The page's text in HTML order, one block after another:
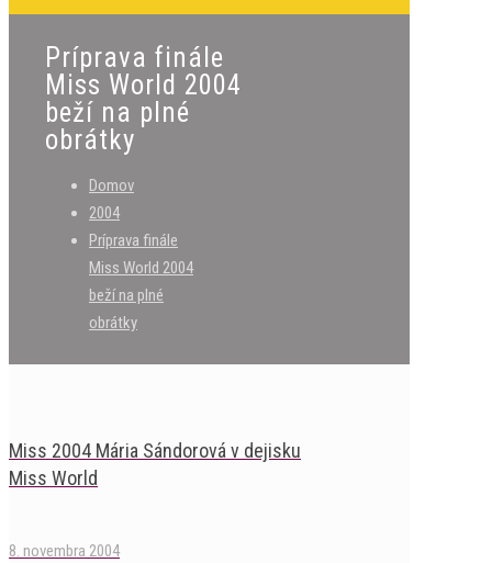
Príprava finále
Miss World 2004
beží na plné
obrátky
Domov
2004
Príprava finále
Miss World 2004
beží na plné
obrátky
Miss 2004 Mária Sándorová v dejisku
Miss World
8. novembra 2004